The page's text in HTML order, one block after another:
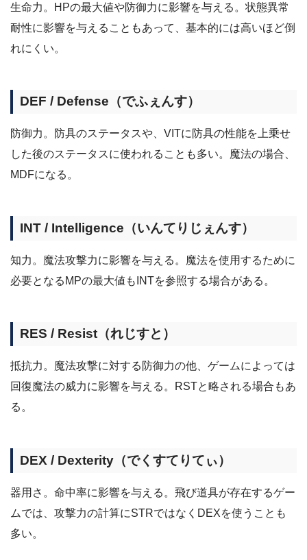
生命力。HPの最大値や防御力に影響を与える。状態異常
耐性に影響を与えることもあって、基本的には高いほど倒
れにくい。
DEF / Defense（でふぇんす）
防御力。防具のステータスや、VITに防具の性能を上乗せ
した後のステータスに使われることも多い。魔法の場合、
MDFになる。
INT / Intelligence（いんてりじぇんす）
知力。魔法攻撃力に影響を与える。魔法を使用するために
必要となるMPの最大値もINTを参照する場合がある。
RES / Resist（れじすと）
抵抗力。魔法攻撃に対する防御力の他、ゲームによっては
回復魔法の威力に影響を与える。RSTと略される場合もあ
る。
DEX / Dexterity（でくすてりてぃ）
器用さ。命中率に影響を与える。飛び道具が存在するゲー
ムでは、攻撃力の計算にSTRではなくDEXを使うことも
多い。